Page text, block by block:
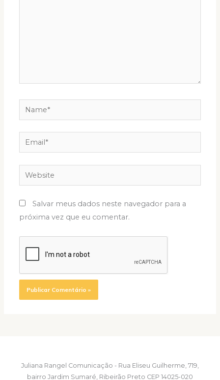
Name*
Email*
Website
Salvar meus dados neste navegador para a
próxima vez que eu comentar.
Juliana Rangel Comunicação - Rua Eliseu Guilherme, 719,
bairro Jardim Sumaré, Ribeirão Preto CEP 14025-020